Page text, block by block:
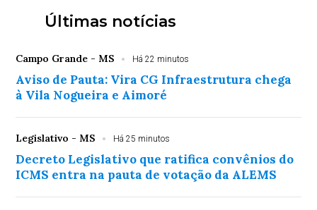
Últimas notícias
Campo Grande - MS Há 22 minutos
Aviso de Pauta: Vira CG Infraestrutura chega
à Vila Nogueira e Aimoré
Legislativo - MS Há 25 minutos
Decreto Legislativo que ratifica convênios do
ICMS entra na pauta de votação da ALEMS